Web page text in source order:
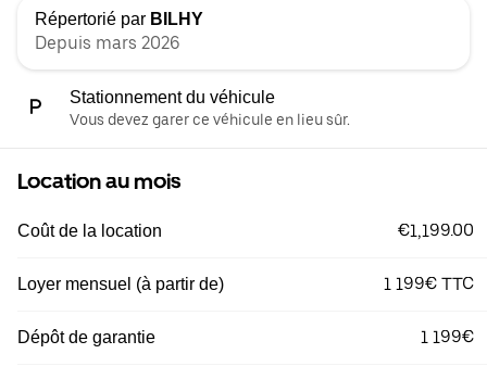
Répertorié par BILHY
Depuis mars 2026
Stationnement du véhicule
Vous devez garer ce véhicule en lieu sûr.
Location au mois
Coût de la location €1,199.00
Loyer mensuel (à partir de) 1 199€ TTC
Dépôt de garantie 1 199€